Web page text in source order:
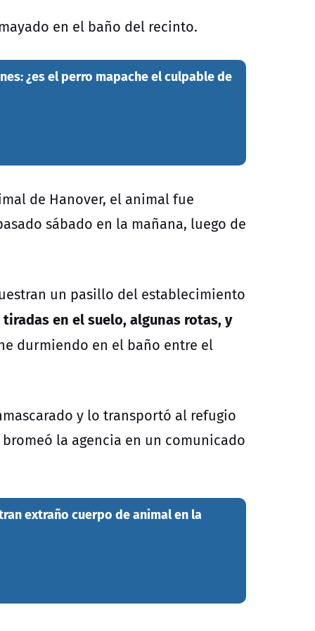
en el baño del recinto.
¿es el perro mapache el culpable de
de Hanover, el animal fue
sábado en la mañana, luego de
un pasillo del establecimiento
en el suelo, algunas rotas, y
durmiendo en el baño entre el
y lo transportó al refugio
la agencia en un comunicado
extraño cuerpo de animal en la